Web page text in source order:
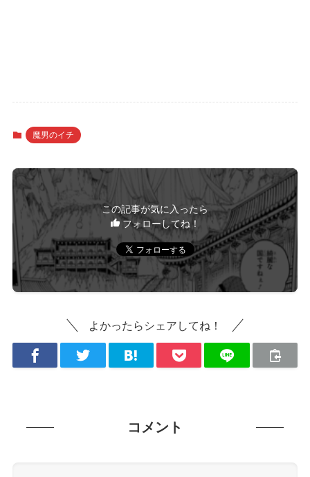
魔男のイチ
この記事が気に入ったら
フォローしてね！
よかったらシェアしてね！
コメント